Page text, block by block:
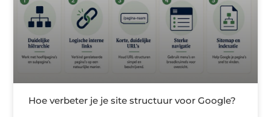
Hoe verbeter je je site structuur voor Google?